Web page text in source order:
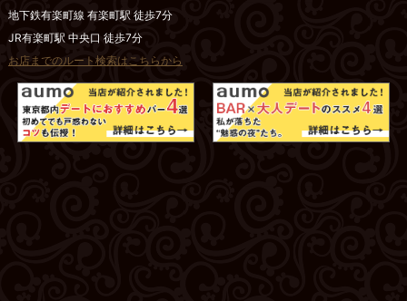
地下鉄有楽町線 有楽町駅 徒歩7分
JR有楽町駅 中央口 徒歩7分
お店までのルート検索はこちらから